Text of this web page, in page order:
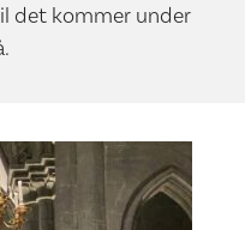
det kommer under